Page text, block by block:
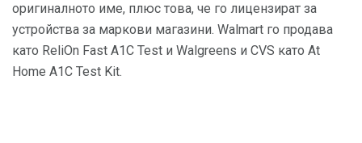
оригиналното име, плюс това, че го лицензират за
устройства за маркови магазини. Walmart го продава
като ReliOn Fast A1C Test и Walgreens и CVS като At
Home A1C Test Kit.